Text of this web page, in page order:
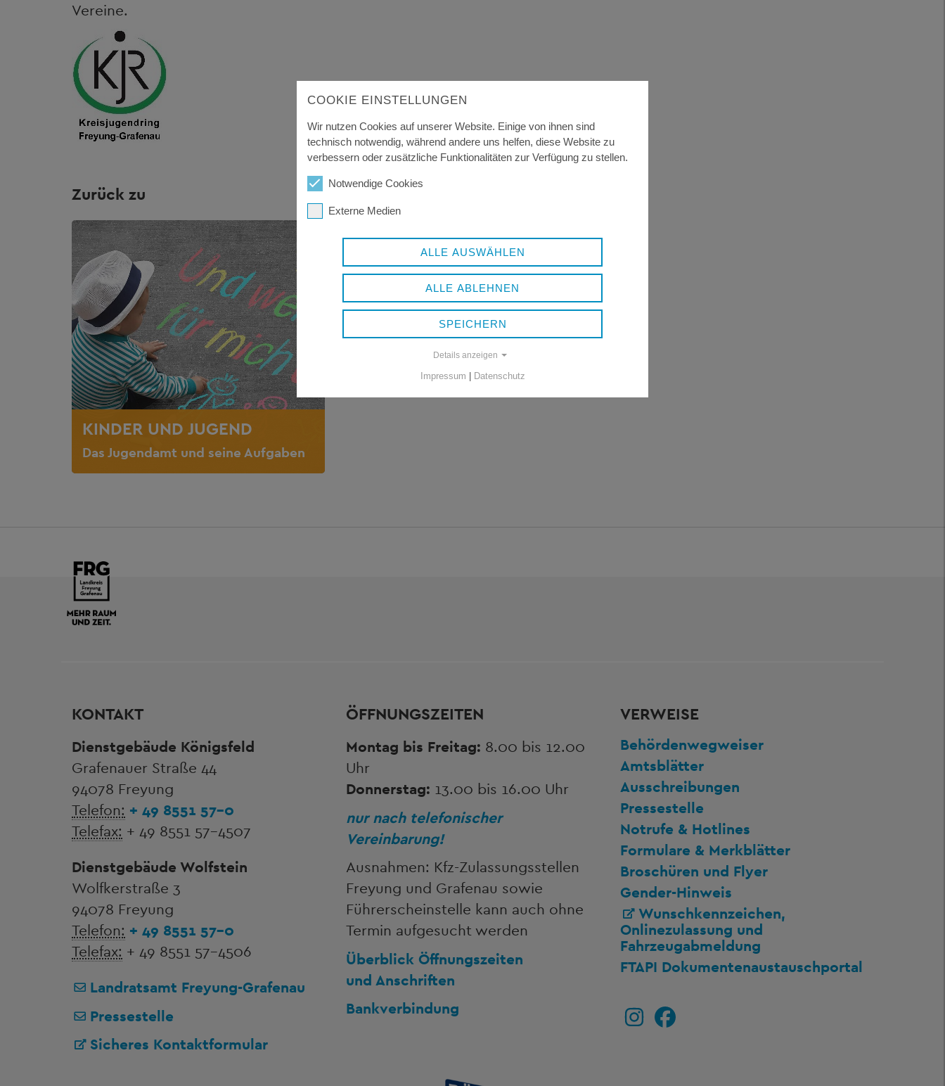
Vereine.
Zurück zu
KINDER UND JUGEND
Das Jugendamt und seine Aufgaben
KONTAKT
Dienstgebäude Königsfeld
Grafenauer Straße 44
94078 Freyung
Telefon: + 49 8551 57-0
Telefax: + 49 8551 57-4507
Dienstgebäude Wolfstein
Wolfkerstraße 3
94078 Freyung
Telefon: + 49 8551 57-0
Telefax: + 49 8551 57-4506
Landratsamt Freyung-Grafenau
Pressestelle
Sicheres Kontaktformular
ÖFFNUNGSZEITEN
Montag bis Freitag: 8.00 bis 12.00
Uhr
Donnerstag: 13.00 bis 16.00 Uhr
nur nach telefonischer
Vereinbarung!
Ausnahmen: Kfz-Zulassungsstellen
Freyung und Grafenau sowie
Führerscheinstelle kann auch ohne
Termin aufgesucht werden
Überblick Öffnungszeiten
und Anschriften
Bankverbindung
VERWEISE
Behördenwegweiser
Amtsblätter
Ausschreibungen
Pressestelle
Notrufe & Hotlines
Formulare & Merkblätter
Broschüren und Flyer
Gender-Hinweis
Wunschkennzeichen,
Onlinezulassung und
Fahrzeugabmeldung
FTAPI Dokumentenaustauschportal
COOKIE EINSTELLUNGEN
Wir nutzen Cookies auf unserer Website. Einige von ihnen sind
technisch notwendig, während andere uns helfen, diese Website zu
verbessern oder zusätzliche Funktionalitäten zur Verfügung zu stellen.
Notwendige Cookies
Externe Medien
ALLE AUSWÄHLEN
ALLE ABLEHNEN
SPEICHERN
Details anzeigen
Impressum | Datenschutz